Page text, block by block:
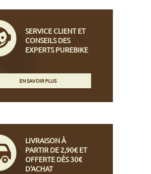
SERVICE CLIENT ET
CONSEILS DES
EXPERTS PUREBIKE
EN SAVOIR PLUS
LIVRAISON À
PARTIR DE 2,90€ ET
OFFERTE DÈS 30€
D'ACHAT